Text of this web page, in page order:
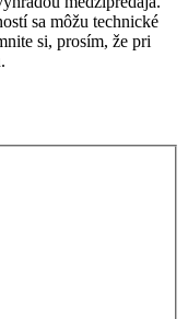
sa môžu technické
si, prosím, že pri